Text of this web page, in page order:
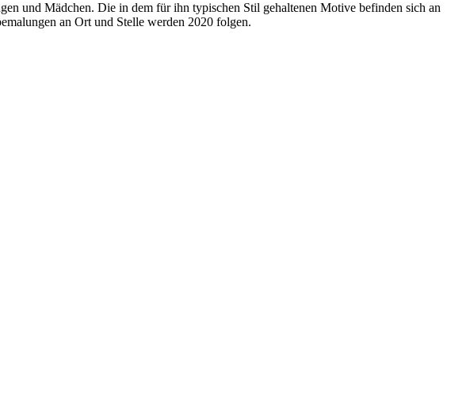
und Mädchen. Die in dem für ihn typischen Stil gehaltenen Motive befinden sich an
an Ort und Stelle werden 2020 folgen.